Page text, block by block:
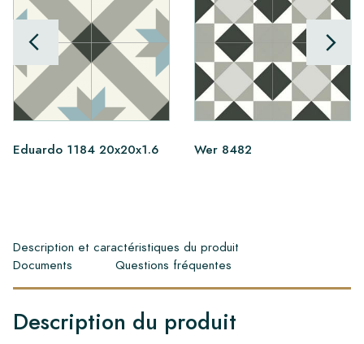
Eduardo 1184 20x20x1.6 Wer 8482
Description et caractéristiques du produit
Documents
Questions fréquentes
Description du produit